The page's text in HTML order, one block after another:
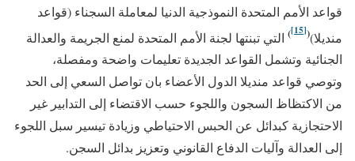
قواعد الأمم المتحدة النموذجية الدنيا لمعاملة السجناء (قواعد
منديلا)(
[15]
) التي تبنتها لجنة الأمم المتحدة لمنع الجريمة والعدالة
الجنائية وتشمل القواعد الجديدة تعليمات واضحة ومفصلة،
وتوصي قواعد منديلا الدول الأعضاء بان تواصل السعي إلى الحد
من الاكتظاظ السجون واللجوء حسب الاقتضاء إلى التدابير غير
الاحتجازية كبدائل عن الحبس الاحتياطي وزيادة تيسير سبل اللجوء
إلى العدالة وآليات الدفاع القانوني وتعزيز بدائل السجن.